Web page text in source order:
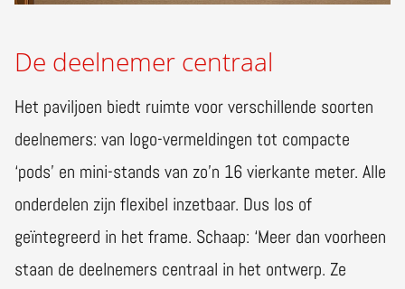
De deelnemer centraal
Het paviljoen biedt ruimte voor verschillende soorten
deelnemers: van logo-vermeldingen tot compacte
‘pods’ en mini-stands van zo’n 16 vierkante meter. Alle
onderdelen zijn flexibel inzetbaar. Dus los of
geïntegreerd in het frame. Schaap: ‘Meer dan voorheen
staan de deelnemers centraal in het ontwerp. Ze